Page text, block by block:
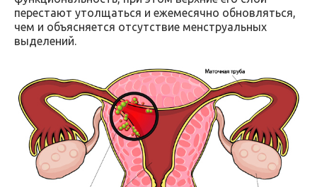
перестают утолщаться и ежемесячно обновляться,
чем и объясняется отсутствие менструальных
выделений.